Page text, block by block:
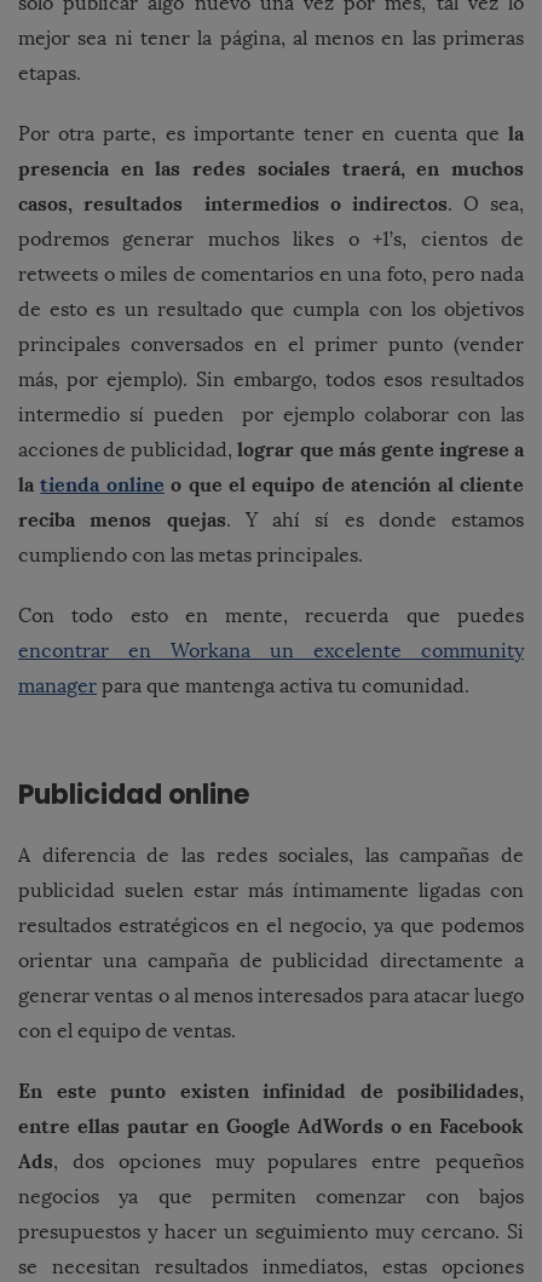
mejor sea ni tener la página, al menos en las primeras
etapas.
Por otra parte, es importante tener en cuenta que la
presencia en las redes sociales traerá, en muchos
casos, resultados intermedios o indirectos. O sea,
podremos generar muchos likes o +1’s, cientos de
retweets o miles de comentarios en una foto, pero nada
de esto es un resultado que cumpla con los objetivos
principales conversados en el primer punto (vender
más, por ejemplo). Sin embargo, todos esos resultados
intermedio sí pueden por ejemplo colaborar con las
acciones de publicidad, lograr que más gente ingrese a
latienda online o que el equipo de atención al cliente
reciba menos quejas. Y ahí sí es donde estamos
cumpliendo con las metas principales.
Con todo esto en mente, recuerda que puedes
encontrar en Workana un excelente community
manager para que mantenga activa tu comunidad.
Publicidad online
A diferencia de las redes sociales, las campañas de
publicidad suelen estar más íntimamente ligadas con
resultados estratégicos en el negocio, ya que podemos
orientar una campaña de publicidad directamente a
generar ventas o al menos interesados para atacar luego
con el equipo de ventas.
En este punto existen infinidad de posibilidades,
entre ellas pautar en Google AdWords o en Facebook
Ads, dos opciones muy populares entre pequeños
negocios ya que permiten comenzar con bajos
presupuestos y hacer un seguimiento muy cercano. Si
se necesitan resultados inmediatos, estas opciones